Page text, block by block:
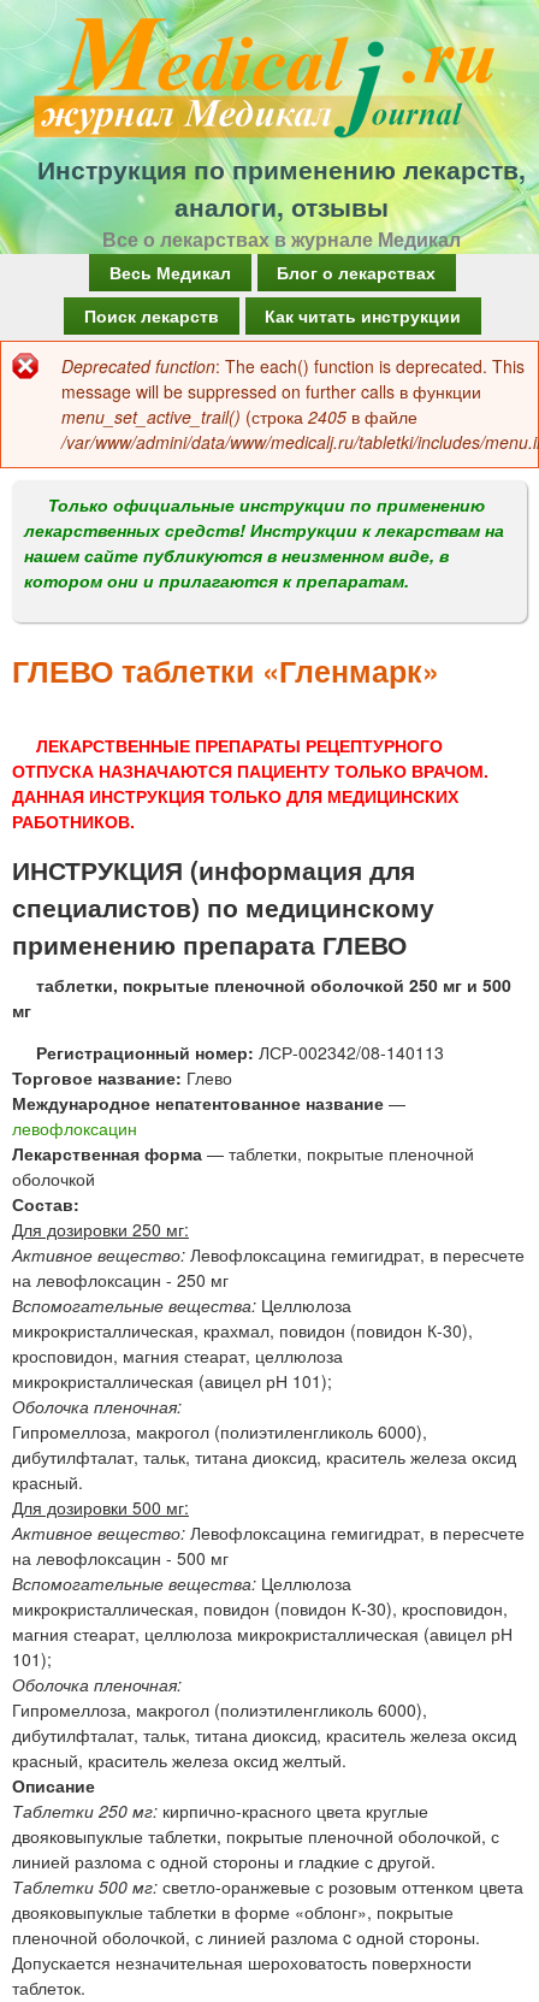
Перейти
к
основному
содержанию
Инструкция по применению лекарств,
аналоги, отзывы
Все о лекарствах в журнале Медикал
а
в
о
м
е
н
Весь Медикал
Блог о лекарствах
Поиск лекарств
Как читать инструкции
Сообщение
об
ошибке
Deprecated function: The each() function is deprecated. This
message will be suppressed on further calls в функции
menu_set_active_trail() (строка 2405 в файле
/var/www/admini/data/www/medicalj.ru/tabletki/includes/
Только официальные инструкции по применению
лекарственных средств! Инструкции к лекарствам на
нашем сайте публикуются в неизменном виде, в
котором они и прилагаются к препаратам.
ГЛЕВО таблетки «Гленмарк»
ЛЕКАРСТВЕННЫЕ ПРЕПАРАТЫ РЕЦЕПТУРНОГО
ОТПУСКА НАЗНАЧАЮТСЯ ПАЦИЕНТУ ТОЛЬКО ВРАЧОМ.
ДАННАЯ ИНСТРУКЦИЯ ТОЛЬКО ДЛЯ МЕДИЦИНСКИХ
РАБОТНИКОВ.
ИНСТРУКЦИЯ (информация для
специалистов) по медицинскому
применению препарата ГЛЕВО
таблетки, покрытые пленочной оболочкой 250 мг и 500
мг
Регистрационный номер: ЛСР-002342/08-140113
Торговое название: Глево
Международное непатентованное название —
левофлоксацин
Лекарственная форма — таблетки, покрытые пленочной
оболочкой
Состав:
Для дозировки 250 мг:
Активное вещество: Левофлоксацина гемигидрат, в пересчете
на левофлоксацин - 250 мг
Вспомогательные вещества: Целлюлоза
микрокристаллическая, крахмал, повидон (повидон К-30),
кросповидон, магния стеарат, целлюлоза
микрокристаллическая (авицел рН 101);
Оболочка пленочная:
Гипромеллоза, макрогол (полиэтиленгликоль 6000),
дибутилфталат, тальк, титана диоксид, краситель железа оксид
красный.
Для дозировки 500 мг:
Активное вещество: Левофлоксацина гемигидрат, в пересчете
на левофлоксацин - 500 мг
Вспомогательные вещества: Целлюлоза
микрокристаллическая, повидон (повидон К-30), кросповидон,
магния стеарат, целлюлоза микрокристаллическая (авицел рН
101);
Оболочка пленочная:
Гипромеллоза, макрогол (полиэтиленгликоль 6000),
дибутилфталат, тальк, титана диоксид, краситель железа оксид
красный, краситель железа оксид желтый.
Описание
Таблетки 250 мг: кирпично-красного цвета круглые
двояковыпуклые таблетки, покрытые пленочной оболочкой, с
линией разлома с одной стороны и гладкие с другой.
Таблетки 500 мг: светло-оранжевые с розовым оттенком цвета
двояковыпуклые таблетки в форме «облонг», покрытые
пленочной оболочкой, с линией разлома c одной стороны.
Допускается незначительная шероховатость поверхности
таблеток.